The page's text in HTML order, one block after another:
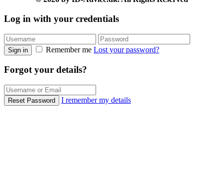
Log in with your credentials
Sign in Remember me Lost your password?
Forgot your details?
Reset Password I remember my details